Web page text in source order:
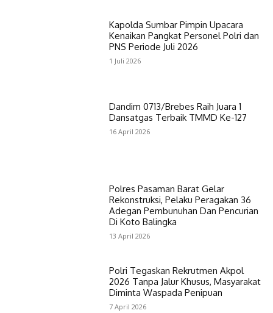
Kapolda Sumbar Pimpin Upacara
Kenaikan Pangkat Personel Polri dan
PNS Periode Juli 2026
1 Juli 2026
Dandim 0713/Brebes Raih Juara 1
Dansatgas Terbaik TMMD Ke-127
16 April 2026
Polres Pasaman Barat Gelar
Rekonstruksi, Pelaku Peragakan 36
Adegan Pembunuhan Dan Pencurian
Di Koto Balingka
13 April 2026
Polri Tegaskan Rekrutmen Akpol
2026 Tanpa Jalur Khusus, Masyarakat
Diminta Waspada Penipuan
7 April 2026